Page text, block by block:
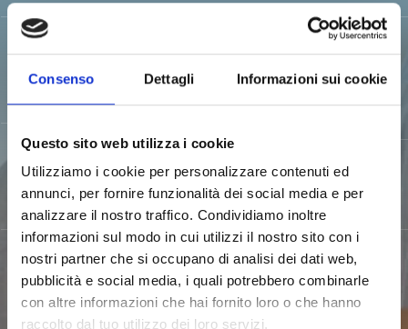
Consenso Dettagli Informazioni sui cookie
Questo sito web utilizza i cookie
Utilizziamo i cookie per personalizzare contenuti ed
annunci, per fornire funzionalità dei social media e per
analizzare il nostro traffico. Condividiamo inoltre
informazioni sul modo in cui utilizzi il nostro sito con i
nostri partner che si occupano di analisi dei dati web,
pubblicità e social media, i quali potrebbero combinarle
con altre informazioni che hai fornito loro o che hanno
raccolto dal tuo utilizzo dei loro servizi.
CAMPEGGI
PERFETTA
OFFERTA
GASTRONOMICA
FIDELITY CARD
OFFERTE
ESCLUSIVE